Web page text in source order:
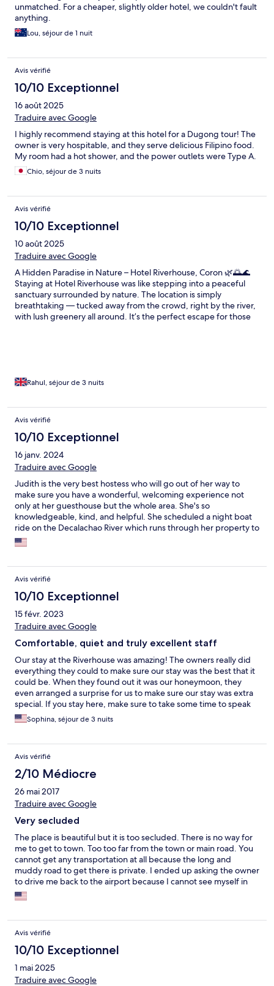
unmatched. For a cheaper, slightly older hotel, we couldn't fault
anything.
Lou, séjour de 1 nuit
Avis vérifié
10/10 Exceptionnel
16 août 2025
Traduire avec Google
I highly recommend staying at this hotel for a Dugong tour! The
owner is very hospitable, and they serve delicious Filipino food.
My room had a hot shower, and the power outlets were Type A.
Chio, séjour de 3 nuits
Avis vérifié
10/10 Exceptionnel
10 août 2025
Traduire avec Google
A Hidden Paradise in Nature – Hotel Riverhouse, Coron 🌿🌅🌊
Staying at Hotel Riverhouse was like stepping into a peaceful
sanctuary surrounded by nature. The location is simply
breathtaking — tucked away from the crowd, right by the river,
with lush greenery all around. It’s the perfect escape for those
peaceful. This place is not just a hotel, it's an experience —
nature lovers and anyone looking for a tranquil stay in Coron. 🌄
🌺🌿
Rahul, séjour de 3 nuits
Avis vérifié
10/10 Exceptionnel
16 janv. 2024
Traduire avec Google
Judith is the very best hostess who will go out of her way to
make sure you have a wonderful, welcoming experience not
only at her guesthouse but the whole area. She's so
knowledgeable, kind, and helpful. She scheduled a night boat
ride on the Decalachao River which runs through her property to
see the fireflies, stars (literally out of this world), and luminescent
plankton. I was heading to another spot the next day and she
and my luggage (and on the return trip too). The rooms were
very clean and comfortable, the views of the river and
surrounding area were beautiful, and the food was generous
and delicious. I couldn't have asked for a better experience and
hope to return someday soon!
Avis vérifié
10/10 Exceptionnel
15 févr. 2023
Traduire avec Google
Comfortable, quiet and truly excellent staff
Our stay at the Riverhouse was amazing! The owners really did
everything they could to make sure our stay was the best that it
could be. When they found out it was our honeymoon, they
even arranged a surprise for us to make sure our stay was extra
special. If you stay here, make sure to take some time to speak
with the owners! The staff really do go above and beyond to
ensure day trips are smooth and seamless. You just book and
the food is some of the best we have had the in the Philippines!
Other positives: - comfortable bed with multiple types of
pillows - seamless transfers from town or the airport - baggage
service - The area is so quiet! No roosters or motorcycle noise to
be found here (a challenge sometimes in the Philippines)!
Overall, the details (like mirrored glass on the windows for
definitely stay again!
Sophina, séjour de 3 nuits
Avis vérifié
2/10 Médiocre
26 mai 2017
Traduire avec Google
Very secluded
The place is beautiful but it is too secluded. There is no way for
me to get to town. Too too far from the town or main road. You
cannot get any transportation at all because the long and
muddy road to get there is private. I ended up asking the owner
to drive me back to the airport because I cannot see myself in
that very secluded place specially being a woman and a lone
traveler. The owner was nice enough to honor my request when
the cleanliness of the room. However, the outside of the house
is clean and beautiful. The staff are very attending but seems to
be afraid of the owner.
Avis vérifié
10/10 Exceptionnel
1 mai 2025
Traduire avec Google